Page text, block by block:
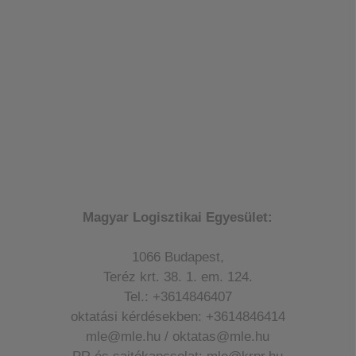
Magyar Logisztikai Egyesület:
1066 Budapest,
Teréz krt. 38. 1. em. 124.
Tel.: +3614846407
oktatási kérdésekben: +3614846414
mle@mle.hu / oktatas@mle.hu